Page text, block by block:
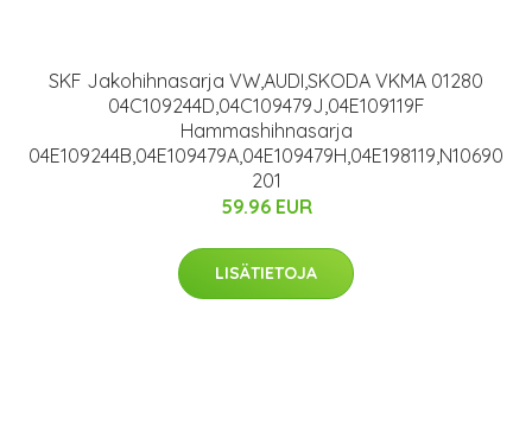
SKF Jakohihnasarja VW,AUDI,SKODA VKMA 01280
04C109244D,04C109479J,04E109119F
Hammashihnasarja
04E109244B,04E109479A,04E109479H,04E198119,N10690
201
59.96 EUR
LISÄTIETOJA